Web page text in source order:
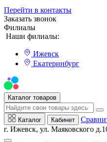
Перейти в контакты
Заказать звонок
Филиалы
Наши филиалы:
Ижевск
Екатеринбург
Каталог товаров
Каталог Кабинет
г. Ижевск, ул. Маяковского